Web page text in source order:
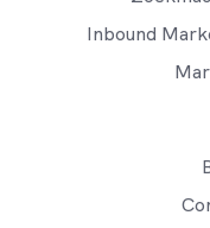
Inbound